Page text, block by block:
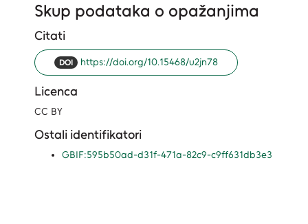
Skup podataka o opažanjima
Citati
DOI https://doi.org/10.15468/u2jn78
Licenca
CC BY
Ostali identifikatori
GBIF:595b50ad-d31f-471a-82c9-c9ff631db3e3